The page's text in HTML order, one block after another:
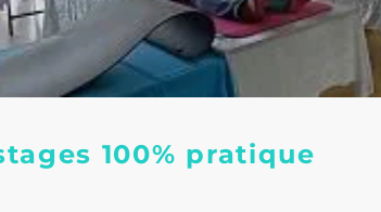
100% pratique